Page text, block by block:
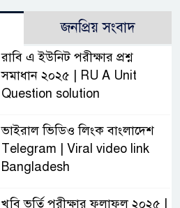
জনপ্রিয় সংবাদ
রাবি এ ইউনিট পরীক্ষার প্রশ্ন
সমাধান ২০২৫ | RU A Unit
Question solution
ভাইরাল ভিডিও লিংক বাংলাদেশ
Telegram | Viral video link
Bangladesh
খুবি ভর্তি পরীক্ষার ফলাফল ২০২৫ |